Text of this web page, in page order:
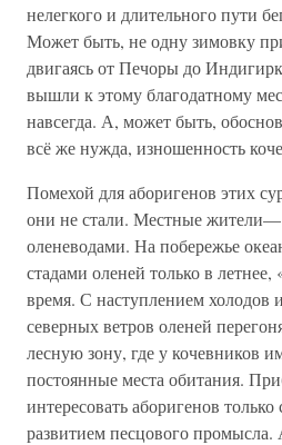
нелегкого и длительного пути
Может быть, не одну зимовку
двигаясь от Печоры до
вышли к этому благодатному
навсегда. А, может быть,
всё же нужда, изношенность
Помехой для аборигенов этих
они не стали. Местные
оленеводами. На побережье
стадами оленей только в летнее,
время. С наступлением холодов
северных ветров оленей
лесную зону, где у кочевников
постоянные места обитания.
интересовать аборигенов
развитием песцового промысла.